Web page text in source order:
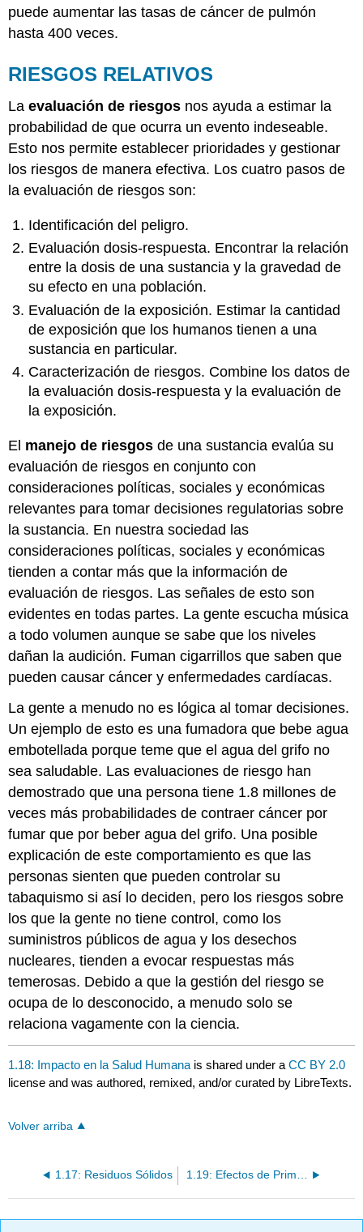
puede aumentar las tasas de cáncer de pulmón
hasta 400 veces.
RIESGOS RELATIVOS
Laevaluación de riesgos nos ayuda a estimar la
probabilidad de que ocurra un evento indeseable.
Esto nos permite establecer prioridades y gestionar
los riesgos de manera efectiva. Los cuatro pasos de
la evaluación de riesgos son:
Identificación del peligro.
Evaluación dosis-respuesta. Encontrar la relación
entre la dosis de una sustancia y la gravedad de
su efecto en una población.
Evaluación de la exposición. Estimar la cantidad
de exposición que los humanos tienen a una
sustancia en particular.
Caracterización de riesgos. Combine los datos de
la evaluación dosis-respuesta y la evaluación de
la exposición.
El manejo de riesgos de una sustancia evalúa su
evaluación de riesgos en conjunto con
consideraciones políticas, sociales y económicas
relevantes para tomar decisiones regulatorias sobre
la sustancia. En nuestra sociedad las
consideraciones políticas, sociales y económicas
tienden a contar más que la información de
evaluación de riesgos. Las señales de esto son
evidentes en todas partes. La gente escucha música
a todo volumen aunque se sabe que los niveles
dañan la audición. Fuman cigarrillos que saben que
pueden causar cáncer y enfermedades cardíacas.
La gente a menudo no es lógica al tomar decisiones.
Un ejemplo de esto es una fumadora que bebe agua
embotellada porque teme que el agua del grifo no
sea saludable. Las evaluaciones de riesgo han
demostrado que una persona tiene 1.8 millones de
veces más probabilidades de contraer cáncer por
fumar que por beber agua del grifo. Una posible
explicación de este comportamiento es que las
personas sienten que pueden controlar su
tabaquismo si así lo deciden, pero los riesgos sobre
los que la gente no tiene control, como los
suministros públicos de agua y los desechos
nucleares, tienden a evocar respuestas más
temerosas. Debido a que la gestión del riesgo se
ocupa de lo desconocido, a menudo solo se
relaciona vagamente con la ciencia.
1.18: Impacto en la Salud Humana is shared under aCC BY 2.0
license and was authored, remixed, and/or curated by LibreTexts.
Volver arriba
1.17: Residuos Sólidos 1.19: Efectos de Primer Orden